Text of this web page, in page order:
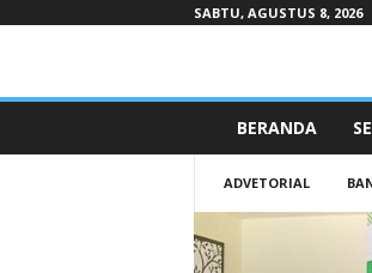
SABTU, AGUSTUS 8, 2026
BERANDA
ADVETORIAL